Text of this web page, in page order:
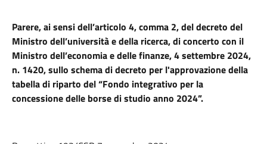
Parere, ai sensi dell’articolo 4, comma 2, del decreto del
Ministro dell’università e della ricerca, di concerto con il
Ministro dell’economia e delle finanze, 4 settembre 2024,
n. 1420, sullo schema di decreto per l'approvazione della
tabella di riparto del “Fondo integrativo per la
concessione delle borse di studio anno 2024”.